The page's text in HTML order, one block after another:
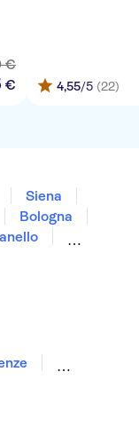
€
€ 4,55/5 (22)
Siena
Bologna